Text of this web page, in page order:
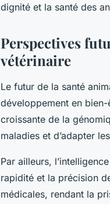
dignité et la santé des
Perspectives
vétérinaire
Le futur de la santé
développement en
croissante de la
maladies et d’adapter
Par ailleurs,
rapidité et la précision
médicales, rendant la